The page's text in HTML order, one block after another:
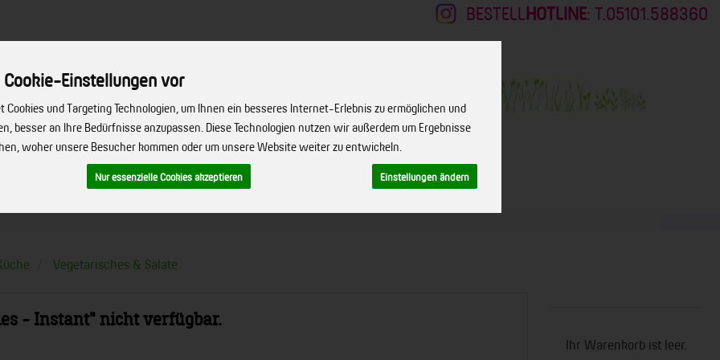
Cookie-Einstellungen vor
Cookies und Targeting Technologien, um Ihnen ein besseres Internet-Erlebnis zu ermöglichen und
besser an Ihre Bedürfnisse anzupassen. Diese Technologien nutzen wir außerdem um Ergebnisse
woher unsere Besucher kommen oder um unsere Website weiter zu entwickeln.
Nur essenzielle Cookies akzeptieren Einstellungen ändern
BESTELL HOTLINE: T.05101.588360
Produkt
FIRMENSERVICE REZEPTE BIO-HÖFE KONTAKT
Vegetarisches & Salate
- Instant" nicht verfügbar.
Ihr Warenkorb ist leer.